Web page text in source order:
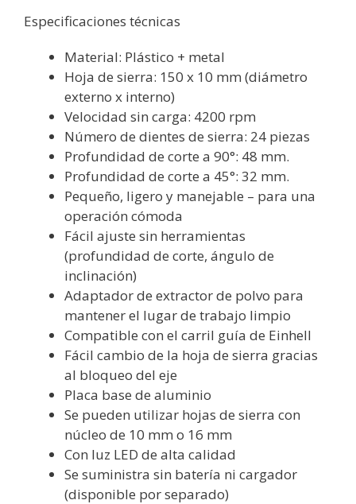
Especificaciones técnicas
Material: Plástico + metal
Hoja de sierra: 150 x 10 mm (diámetro
externo x interno)
Velocidad sin carga: 4200 rpm
Número de dientes de sierra: 24 piezas
Profundidad de corte a 90°: 48 mm.
Profundidad de corte a 45°: 32 mm.
Pequeño, ligero y manejable – para una
operación cómoda
Fácil ajuste sin herramientas
(profundidad de corte, ángulo de
inclinación)
Adaptador de extractor de polvo para
mantener el lugar de trabajo limpio
Compatible con el carril guía de Einhell
Fácil cambio de la hoja de sierra gracias
al bloqueo del eje
Placa base de aluminio
Se pueden utilizar hojas de sierra con
núcleo de 10 mm o 16 mm
Con luz LED de alta calidad
Se suministra sin batería ni cargador
(disponible por separado)